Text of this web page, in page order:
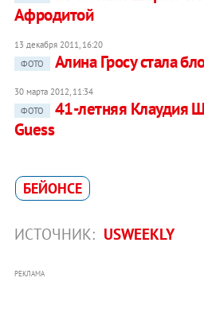
Афродитой
13 декабря 2011, 16:20
ФОТО
Алина Гросу стала
30 марта 2012, 11:34
ФОТО
41-летняя Клаудия
Guess
БЕЙОНСЕ
ИСТОЧНИК: USWEEKLY
РЕКЛАМА